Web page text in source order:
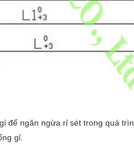
để ngăn ngừa rỉ sét trong quá
gỉ.